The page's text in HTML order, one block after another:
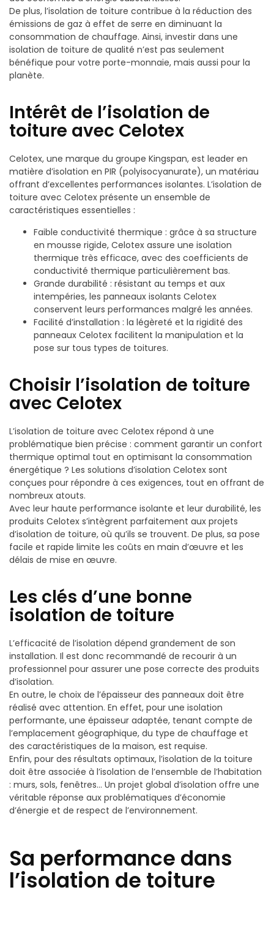
De plus, l’isolation de toiture contribue à la réduction des
émissions de gaz à effet de serre en diminuant la
consommation de chauffage. Ainsi, investir dans une
isolation de toiture de qualité n’est pas seulement
bénéfique pour votre porte-monnaie, mais aussi pour la
planète.
Intérêt de l’isolation de
toiture avec Celotex
Celotex, une marque du groupe Kingspan, est leader en
matière d’isolation en PIR (polyisocyanurate), un matériau
offrant d’excellentes performances isolantes. L’isolation de
toiture avec Celotex présente un ensemble de
caractéristiques essentielles :
Faible conductivité thermique : grâce à sa structure
en mousse rigide, Celotex assure une isolation
thermique très efficace, avec des coefficients de
conductivité thermique particulièrement bas.
Grande durabilité : résistant au temps et aux
intempéries, les panneaux isolants Celotex
conservent leurs performances malgré les années.
Facilité d’installation : la légèreté et la rigidité des
panneaux Celotex facilitent la manipulation et la
pose sur tous types de toitures.
Choisir l’isolation de toiture
avec Celotex
L’isolation de toiture avec Celotex répond à une
problématique bien précise : comment garantir un confort
thermique optimal tout en optimisant la consommation
énergétique ? Les solutions d’isolation Celotex sont
conçues pour répondre à ces exigences, tout en offrant de
nombreux atouts.
Avec leur haute performance isolante et leur durabilité, les
produits Celotex s’intègrent parfaitement aux projets
d’isolation de toiture, où qu’ils se trouvent. De plus, sa pose
facile et rapide limite les coûts en main d’œuvre et les
délais de mise en œuvre.
Les clés d’une bonne
isolation de toiture
L’efficacité de l’isolation dépend grandement de son
installation. Il est donc recommandé de recourir à un
professionnel pour assurer une pose correcte des produits
d’isolation.
En outre, le choix de l’épaisseur des panneaux doit être
réalisé avec attention. En effet, pour une isolation
performante, une épaisseur adaptée, tenant compte de
l’emplacement géographique, du type de chauffage et
des caractéristiques de la maison, est requise.
Enfin, pour des résultats optimaux, l’isolation de la toiture
doit être associée à l’isolation de l’ensemble de l’habitation
: murs, sols, fenêtres… Un projet global d’isolation offre une
véritable réponse aux problématiques d’économie
d’énergie et de respect de l’environnement.
Sa performance dans
l’isolation de toiture